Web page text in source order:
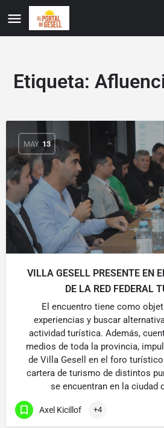
Etiqueta:
MAY 13
VILLA GESELL PRESENTE EN
DE LA RED FEDERAL
El encuentro tiene como
experiencias y buscar
actividad turística. Además,
medios de toda la provincia,
de Villa Gesell en el foro
cartera de turismo de distintos
se encuentran en la ciudad
Axel Kicillof +4